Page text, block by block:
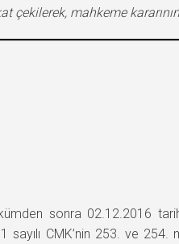
çekilerek, mahkeme
sonra 02.12.2016
CMK’nin 253. ve 254.